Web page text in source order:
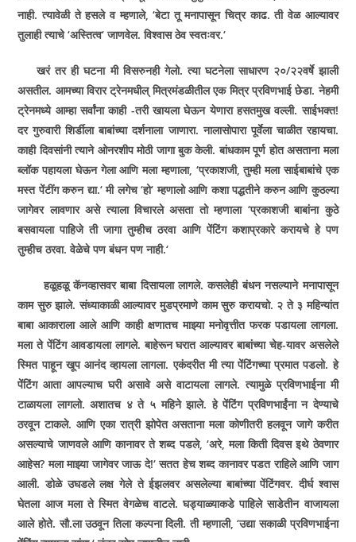
नाही. त्यावेळी ते हसले व म्हणाले, ‘बेटा तू मनापासून चित्र काढ. ती वेळ आल्यावर
तुलाही त्याचे ­­‘अस्तित्व‘जाणवेल. विश्वास ठेव स्वतःवर.‘
खरं तर ही घटना मी विसरुनही गेलो. त्या घटनेला साधारण २०/२२वर्षे झाली
असतील. आमच्या विरार ट्रेनमधील् मित्रमंडळीतील एक मित्र प्रविणभाई छेडा. नेहमी
ट्रेनमध्ये आम्हा सर्वांना काही -तरी खायला घेऊन येणारा हसतमुख वल्ली. साईभक्त!
दर गुरुवारी शिर्डीला बाबांच्या दर्शनाला जाणारा. नालासोपारा पूर्वेला चाळीत रहायचा.
काही दिवसांनी त्याने ओनरशीप मोठी जागा बुक केली. बांधकाम पूर्ण होत असताना मला
ब्लॉक पहायला घेऊन गेला आणि मला म्हणाला, ‘प्रकाशजी,तुम्ही मला साईबाबांचे एक
मस्त पेंटींग करुन द्या.‘मी लगेच‘हो‘म्हणालो आणि कशा पद्धतीने करुन आणि कुठल्या
जागेवर लावणार असे त्याला विचारले असता तो म्हणाला ‘प्रकाशजी बाबांना कुठे
बसवायला पाहिजे ती जागा तुम्हीच ठरवा आणि पेंटिंग कशाप्रकारे करायचे हे पण
तुम्हीच ठरवा. वेळेचे पण बंधन पण नाही.‘
हळूहळू कॅनव्हासवर बाबा दिसायला लागले. कसलेही बंधन नसल्याने मनापासून
काम सुरु झाले. संध्याकाळी आल्यावर मुडप्रमाणे काम सुरु करायचो. २ ते ३ महिन्यांत
बाबा आकाराला आले आणि काही क्षणातच माझ्या मनोवृत्तीत फरक पडायला लागला.
मला ते पेंटिंग आवडायला लागले. बाहेरून घरात आल्यावर बाबांच्या चेह-यावर असलेले
स्मित पाहून खूप आनंद व्हायला लागला. एकंदरीत मी त्या पेंटिंगच्या प्रमात पडलो. हे
पेंटिंग आता आपल्याच घरी असावे असे वाटायला लागले. त्यामुळे प्रविणभाईना मी
टाळायला लागलो. अशातच ४ ते ५ महिने झाले. हे पेंटिंग प्रविणभाईंना न देण्याचे
ठरवून टाकले. आणि एका रात्री झोपेत असताना मला कोणीतरी हलवून जागे करीत
असल्याचे जाणवले आणि कानावर ते शब्द पडले, ‘अरे,मला किती दिवस इथे ठेवणार
आहेस?मला माझ्या जागेवर जाऊ दे!‘सतत हेच शब्द कानावर पडत राहिले आणि जाग
आली. डोळे उघडले लक्ष गेले ते ईझलवर असलेल्या बाबांच्या पेंटिंगवर. दीर्घ श्वास
घेतला आज मला ते स्मित वेगळेच वाटले. घड्याळ्याकडे पाहिले साडेतीन वाजायला
आले होते. सौ.ला उठवून तिला कल्पना दिली. ती म्हणाली, ‘उद्या सकाळी प्रविणभाईना